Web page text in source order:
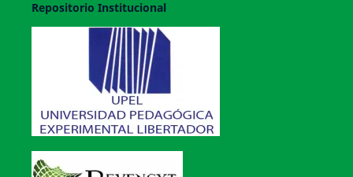
Repositorio Institucional